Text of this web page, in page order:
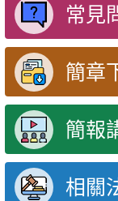
常見
簡章
簡報
相關